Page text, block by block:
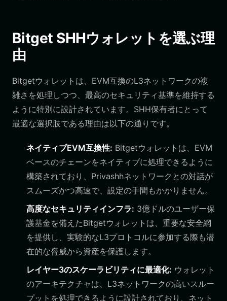
Bitget SHHウォレットを選ぶ理
由
Bitgetウォレットは、EVM互換のL3ネットワークの複
雑さを処理しつつ、最高のセキュリティ基準を維持する
ように特別に設計されています。SHH保有者にとって
最適な選択肢である理由は以下の通りです。
ネイティブEVM互換性: Bitgetウォレットは、EVM
ベースのチェーンをネイティブに処理できるように
構築されており、Privashhネットワークとの対話が
スムーズかつ高速で、設定の手間もかかりません。
高度なセキュリティインフラ: 3億ドルのユーザー保
護基金を備えたBitgetウォレットは、重要な安全網
を提供し、実験的なL3プロトコルに参加する際も潜
在的な脅威から資産を保護します。
レイヤー3のスケーラビリティに最適化: ウォレット
のアーキテクチャは、L3ネットワークの高いスルー
プットを処理できるように設計されており、ネット